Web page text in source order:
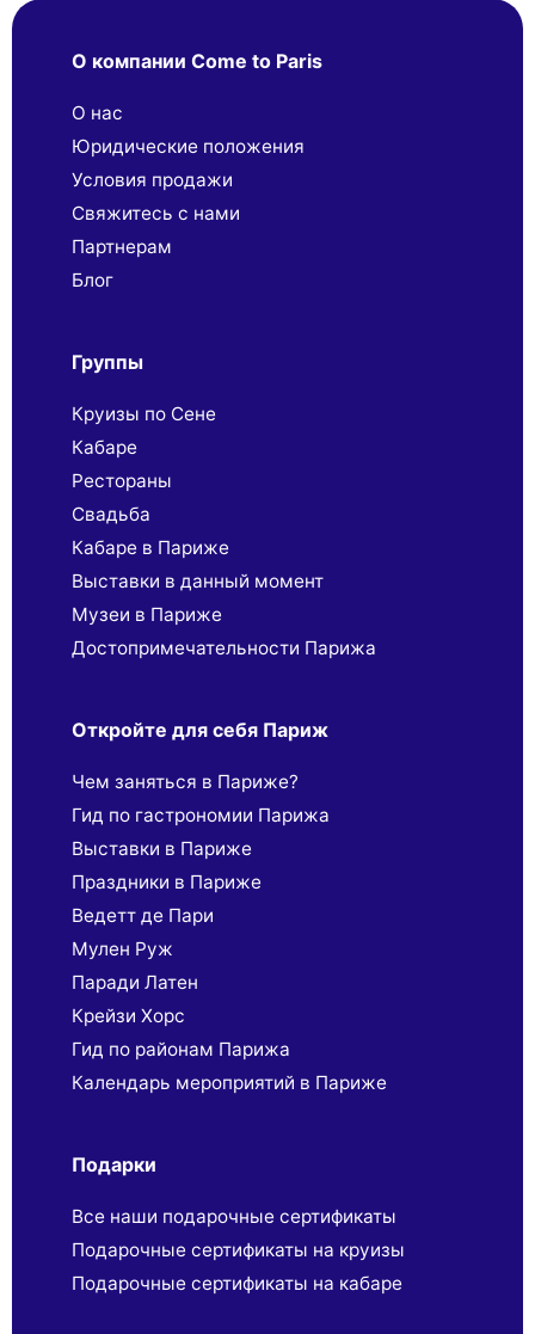
О компании Come to Paris
О нас
Юридические положения
Условия продажи
Свяжитесь с нами
Партнерaм
Блог
Группы
Круизы по Сене
Кабаре
Рестораны
Свадьба
Кабаре в Париже
Выставки в данный момент
Музеи в Париже
Достопримечательности Парижа
Откройте для себя Париж
Чем заняться в Париже?
Гид по гастрономии Парижа
Выставки в Париже
Праздники в Париже
Ведетт де Пари
Мулен Руж
Паради Латен
Крейзи Хорс
Гид по районам Парижа
Календарь мероприятий в Париже
Подарки
Все наши подарочные сертификаты
Подарочные сертификаты на круизы
Подарочные сертификаты на кабаре